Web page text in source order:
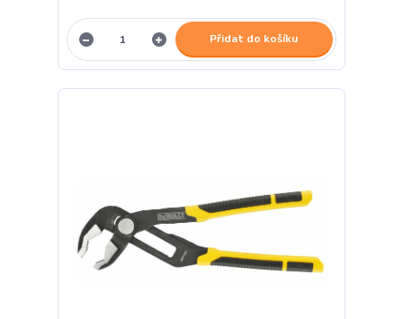
Přidat do košíku